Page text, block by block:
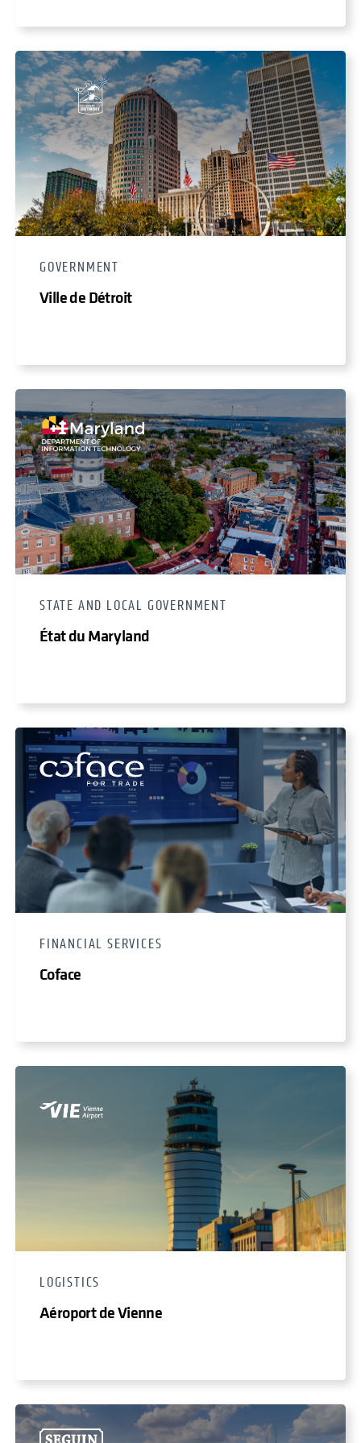
GOVERNMENT
Ville de Détroit
STATE AND LOCAL GOVERNMENT
État du Maryland
FINANCIAL SERVICES
Coface
LOGISTICS
Aéroport de Vienne